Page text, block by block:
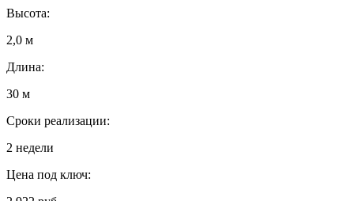
Высота:
2,0 м
Длина:
30 м
Сроки реализации:
2 недели
Цена под ключ: